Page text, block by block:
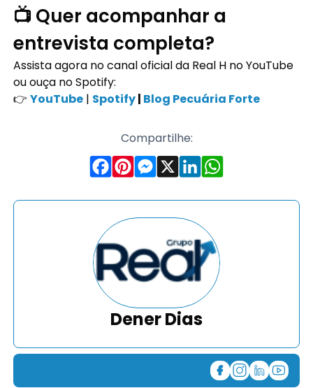
📺 Quer acompanhar a
entrevista completa?
Assista agora no canal oficial da Real H no YouTube
ou ouça no Spotify:
👉YouTube | Spotify| Blog Pecuária Forte
Compartilhe:
Dener Dias